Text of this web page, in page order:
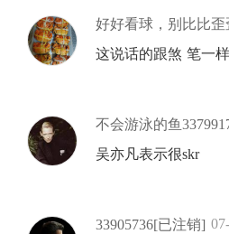
好好看球，别比比歪
这说话的跟煞 笔一样
不会游泳的鱼
吴亦凡表示很skr
33905736[已注销]